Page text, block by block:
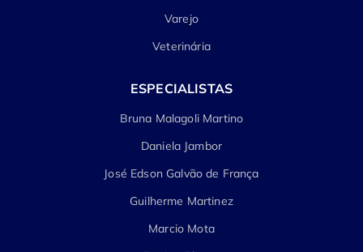
Varejo
Veterinária
ESPECIALISTAS
Bruna Malagoli Martino
Daniela Jambor
José Edson Galvão de França
Guilherme Martinez
Marcio Mota